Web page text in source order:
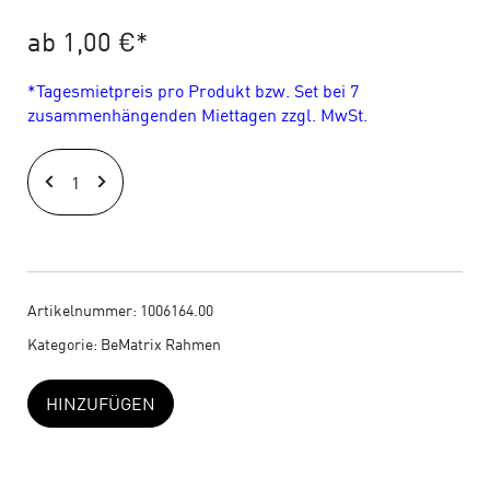
ab 1,00 €*
*Tagesmietpreis pro Produkt bzw. Set bei 7
zusammenhängenden Miettagen zzgl. MwSt.
BEMATRIX
Rahmen
0496
0744
mm
Menge
Artikelnummer: 1006164.00
Kategorie: BeMatrix Rahmen
HINZUFÜGEN